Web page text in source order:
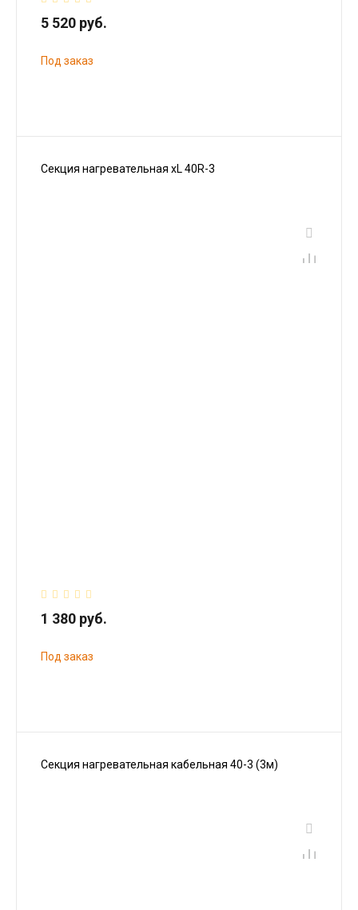
5 520 руб.
Под заказ
Секция нагревательная xL 40R-3
1 380 руб.
Под заказ
Секция нагревательная кабельная 40-3 (3м)